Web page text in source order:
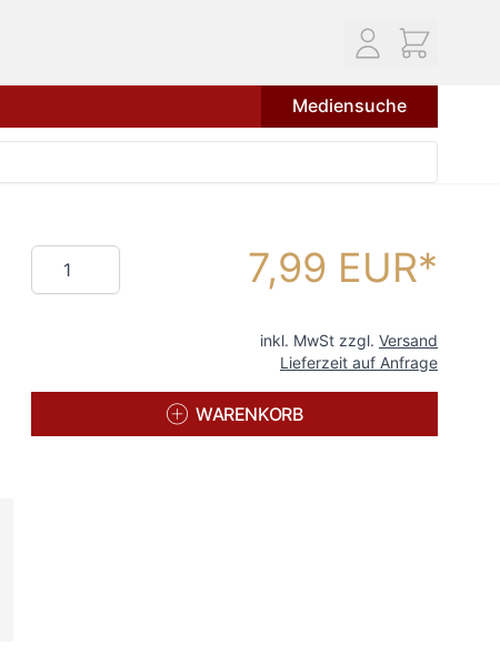
Mediensuche
Menge 7,99 EUR
inkl. MwSt zzgl. Versand
Lieferzeit auf Anfrage
WARENKORB